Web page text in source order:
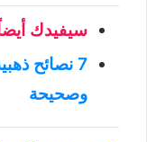
سيفيدك
7 نصائح
وصحيحة